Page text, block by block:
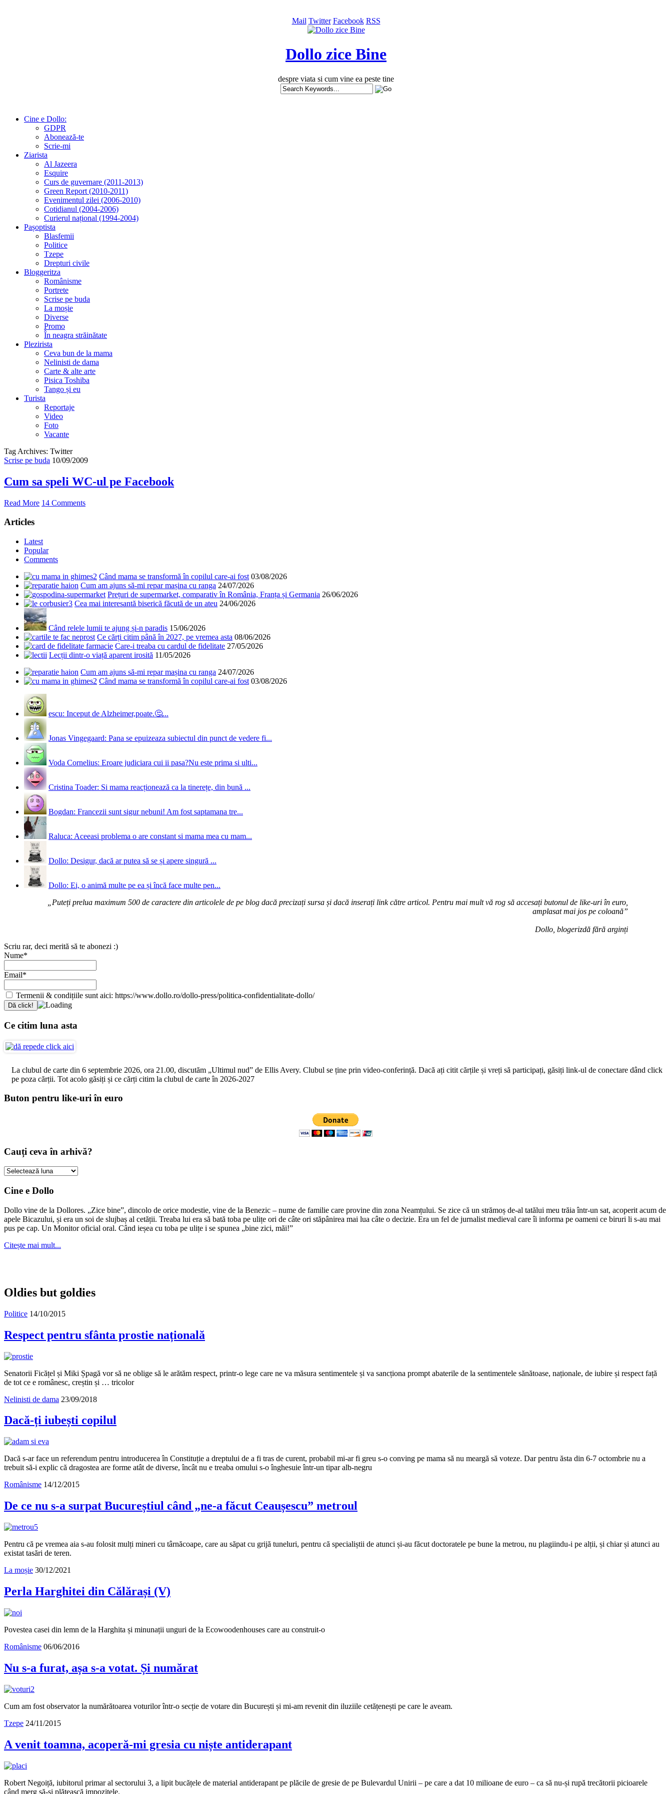
Mail Twitter Facebook RSS
Dollo zice Bine
despre viata si cum vine ea peste tine
Cine e Dollo:
GDPR
Abonează-te
Scrie-mi
Ziarista
Al Jazeera
Esquire
Curs de guvernare (2011-2013)
Green Report (2010-2011)
Evenimentul zilei (2006-2010)
Cotidianul (2004-2006)
Curierul național (1994-2004)
Pașoptista
Blasfemii
Politice
Tzepe
Drepturi civile
Bloggeritza
Românisme
Portrete
Scrise pe buda
La moșie
Diverse
Promo
În neagra străinătate
Plezirista
Ceva bun de la mama
Nelinisti de dama
Carte & alte arte
Pisica Toshiba
Tango și eu
Turista
Reportaje
Video
Foto
Vacante
Tag Archives: Twitter
Scrise pe buda 10/09/2009
Cum sa speli WC-ul pe Facebook
Read More 14 Comments
Articles
Latest
Popular
Comments
Când mama se transformă în copilul care-ai fost 03/08/2026
Cum am ajuns să-mi repar mașina cu ranga 24/07/2026
Prețuri de supermarket, comparativ în România, Franța și Germania 26/06/2026
Cea mai interesantă biserică făcută de un ateu 24/06/2026
Când relele lumii te ajung și-n paradis 15/06/2026
Ce cărți citim până în 2027, pe vremea asta 08/06/2026
Care-i treaba cu cardul de fidelitate 27/05/2026
Lecții dintr-o viață aparent irosită 11/05/2026
Cum am ajuns să-mi repar mașina cu ranga 24/07/2026
Când mama se transformă în copilul care-ai fost 03/08/2026
escu: Inceput de Alzheimer,poate.🤔...
Jonas Vingegaard: Pana se epuizeaza subiectul din punct de vedere fi...
Voda Cornelius: Eroare judiciara cui ii pasa?Nu este prima si ulti...
Cristina Toader: Si mama reacționează ca la tinerețe, din bună ...
Bogdan: Francezii sunt sigur nebuni! Am fost saptamana tre...
Raluca: Aceeasi problema o are constant si mama mea cu mam...
Dollo: Desigur, dacă ar putea să se și apere singură ...
Dollo: Ei, o animă multe pe ea și încă face multe pen...
„Puteți prelua maximum 500 de caractere din articolele de pe blog dacă precizați sursa și dacă inserați link către articol. Pentru mai mult vă rog să accesați butonul de like-uri în euro,
amplasat mai jos pe coloană”
Dollo, blogerizdă fără arginți
Scriu rar, deci merită să te abonezi :)
Nume*
Email*
Termenii & condițiile sunt aici: https://www.dollo.ro/dollo-press/politica-confidentialitate-dollo/
Ce citim luna asta
La clubul de carte din 6 septembrie 2026, ora 21.00, discutăm „Ultimul nud” de Ellis Avery. Clubul se ține prin video-conferință. Dacă ați citit cărțile și vreți să participați, găsiți link-ul de conectare dând click
pe poza cărții. Tot acolo găsiți și ce cărți citim la clubul de carte în 2026-2027
Buton pentru like-uri în euro
Cauți ceva în arhivă?
Cauți
în
Cine e Dollo
Dollo vine de la Dollores. „Zice bine”, dincolo de orice modestie, vine de la Benezic – nume de familie care provine din zona Neamțului. Se zice că un strămoș de-al tatălui meu trăia într-un sat, acoperit acum de
apele Bicazului, și era un soi de slujbaș al cetății. Treaba lui era să bată toba pe ulițe ori de câte ori stăpânirea mai lua câte o decizie. Era un fel de jurnalist medieval care îi informa pe oameni ce biruri li s-au mai
pus pe cap. Un Monitor oficial oral. Când ieșea cu toba pe ulițe i se spunea „bine zici, măi!”
Citește mai mult...
Oldies but goldies
Politice 14/10/2015
Respect pentru sfânta prostie națională
Senatorii Ficățel și Miki Șpagă vor să ne oblige să le arătăm respect, printr-o lege care ne va măsura sentimentele și va sancționa prompt abaterile de la sentimentele sănătoase, naționale, de iubire și respect față
de tot ce e românesc, creștin și … tricolor
Nelinisti de dama 23/09/2018
Dacă-ți iubești copilul
Dacă s-ar face un referendum pentru introducerea în Constituție a dreptului de a fi tras de curent, probabil mi-ar fi greu s-o conving pe mama să nu meargă să voteze. Dar pentru ăsta din 6-7 octombrie nu a
trebuit să-i explic că dragostea are forme atât de diverse, încât nu e treaba omului s-o înghesuie într-un tipar alb-negru
Românisme 14/12/2015
De ce nu s-a surpat Bucureștiul când „ne-a făcut Ceaușescu” metroul
Pentru că pe vremea aia s-au folosit mulți mineri cu târnăcoape, care au săpat cu grijă tuneluri, pentru că specialiștii de atunci și-au făcut doctoratele pe bune la metrou, nu plagiindu-i pe alții, și chiar și atunci au
existat tasări de teren.
La moșie 30/12/2021
Perla Harghitei din Călărași (V)
Povestea casei din lemn de la Harghita și minunații unguri de la Ecowoodenhouses care au construit-o
Românisme 06/06/2016
Nu s-a furat, așa s-a votat. Și numărat
Cum am fost observator la numărătoarea voturilor într-o secție de votare din București și mi-am revenit din iluziile cetățenești pe care le aveam.
Tzepe 24/11/2015
A venit toamna, acoperă-mi gresia cu niște antiderapant
Robert Negoiță, iubitorul primar al sectorului 3, a lipit bucățele de material antiderapant pe plăcile de gresie de pe Bulevardul Unirii – pe care a dat 10 milioane de euro – ca să nu-și rupă trecătorii picioarele
când merg să-și plătească impozitele.